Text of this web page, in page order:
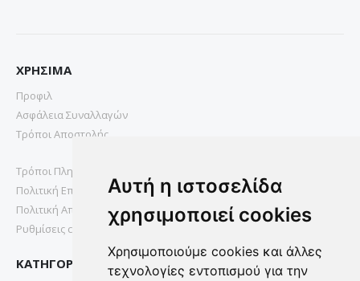
Αυτή η ιστοσελίδα
χρησιμοποιεί cookies
Χρησιμοποιούμε cookies και άλλες
τεχνολογίες εντοπισμού για την
ΧΡΗΣΙΜΑ
Προφιλ
Ασφάλεια Συναλλαγών
Τρόποι Αποστολής
Τρόποι Πληρωμής
Πολιτική Επιστροφών
Πολιτική Απορρήτου
Ρυθμίσεις cookies
ΚΑΤΗΓΟΡΙΕΣ